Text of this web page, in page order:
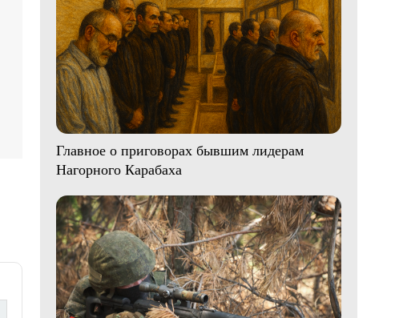
Главное о приговорах бывшим лидерам
Нагорного Карабаха